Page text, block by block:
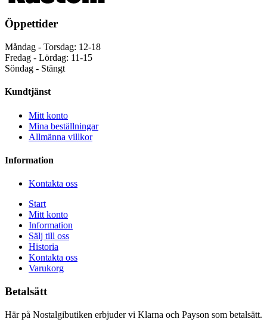
Öppettider
Måndag - Torsdag: 12-18
Fredag - Lördag: 11-15
Söndag - Stängt
Kundtjänst
Mitt konto
Mina beställningar
Allmänna villkor
Information
Kontakta oss
Start
Mitt konto
Information
Sälj till oss
Historia
Kontakta oss
Varukorg
Betalsätt
Här på Nostalgibutiken erbjuder vi Klarna och Payson som betalsätt.